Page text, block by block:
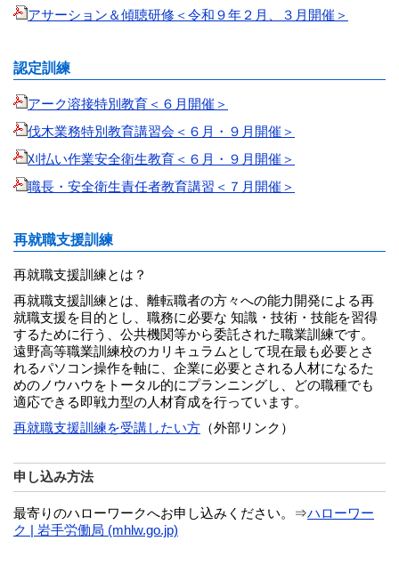
アサーション＆傾聴研修＜令和９年２月、３月開催＞
認定訓練
アーク溶接特別教育＜６月開催＞
伐木業務特別教育講習会＜６月・９月開催＞
刈払い作業安全衛生教育＜６月・９月開催＞
職長・安全衛生責任者教育講習＜７月開催＞
再就職支援訓練
再就職支援訓練とは？
再就職支援訓練とは、離転職者の方々への能力開発による再
就職支援を目的とし、職務に必要な 知識・技術・技能を習得
するために行う、公共機関等から委託された職業訓練です。
遠野高等職業訓練校のカリキュラムとして現在最も必要とさ
れるパソコン操作を軸に、企業に必要とされる人材になるた
めのノウハウをトータル的にプランニングし、どの職種でも
適応できる即戦力型の人材育成を行っています。
再就職支援訓練を受講したい方 （外部リンク）
申し込み方法
最寄りのハローワークへお申し込みください。⇒ハローワー
ク | 岩手労働局 (mhlw.go.jp)